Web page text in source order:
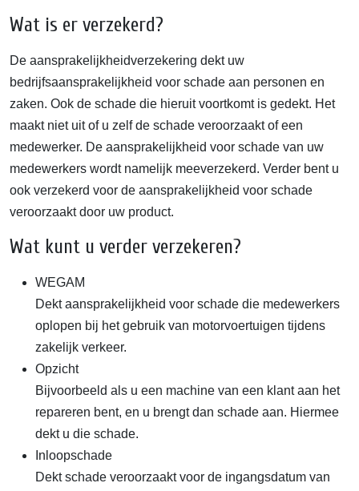
Wat is er verzekerd?
De aansprakelijkheidverzekering dekt uw
bedrijfsaansprakelijkheid voor schade aan personen en
zaken. Ook de schade die hieruit voortkomt is gedekt. Het
maakt niet uit of u zelf de schade veroorzaakt of een
medewerker. De aansprakelijkheid voor schade van uw
medewerkers wordt namelijk meeverzekerd. Verder bent u
ook verzekerd voor de aansprakelijkheid voor schade
veroorzaakt door uw product.
Wat kunt u verder verzekeren?
WEGAM
Dekt aansprakelijkheid voor schade die medewerkers
oplopen bij het gebruik van motorvoertuigen tijdens
zakelijk verkeer.
Opzicht
Bijvoorbeeld als u een machine van een klant aan het
repareren bent, en u brengt dan schade aan. Hiermee
dekt u die schade.
Inloopschade
Dekt schade veroorzaakt voor de ingangsdatum van